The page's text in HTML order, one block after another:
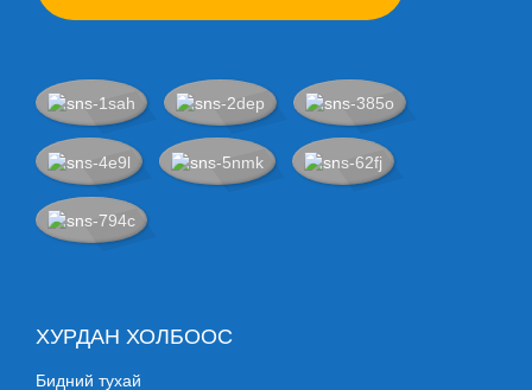
ХУРДАН ХОЛБООС
Бидний тухай